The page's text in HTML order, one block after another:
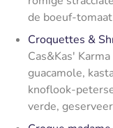
de boeuf-
Croquettes &
Cas&Kas'
guacamole,
knoflook-
verde,